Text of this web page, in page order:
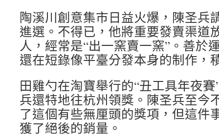
陶溪川創意集市日益火爆，陳圣兵
進選。不得已，他將重要發賣渠道
人，經常是“出一窯賣一窯”。善於
還在短錄像平臺分發本身的制作，
田雞勺在淘寶舉行的“丑工具年夜
兵還特地往杭州領獎。陳圣兵至今
了這個有些無厘頭的獎項，但這件
獲了絕後的銷量。